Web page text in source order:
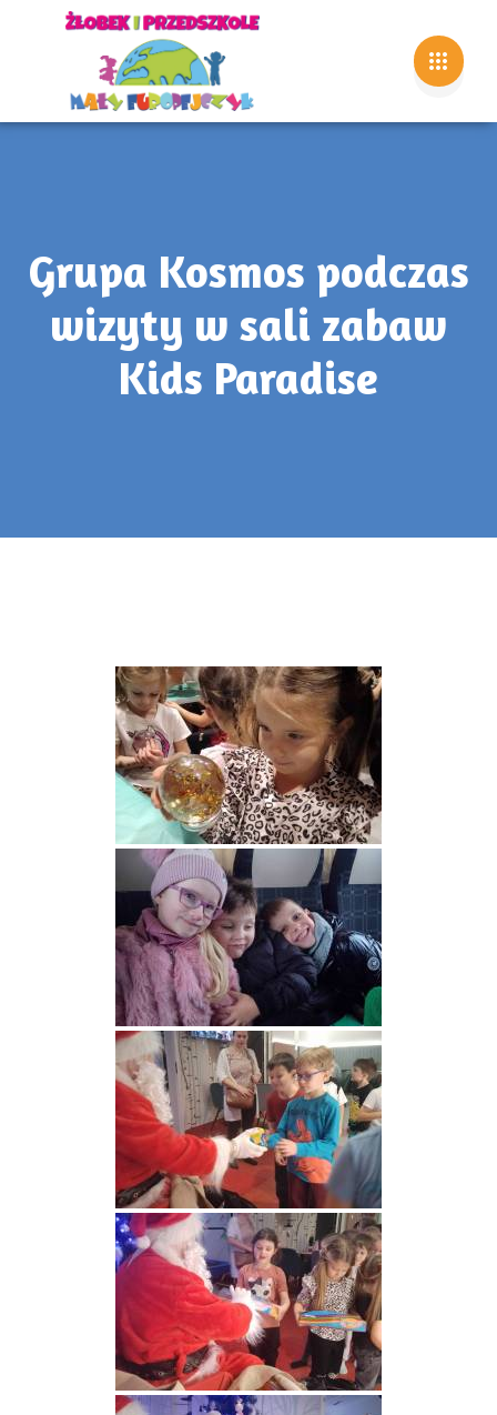
Grupa Kosmos podczas
wizyty w sali zabaw
Kids Paradise